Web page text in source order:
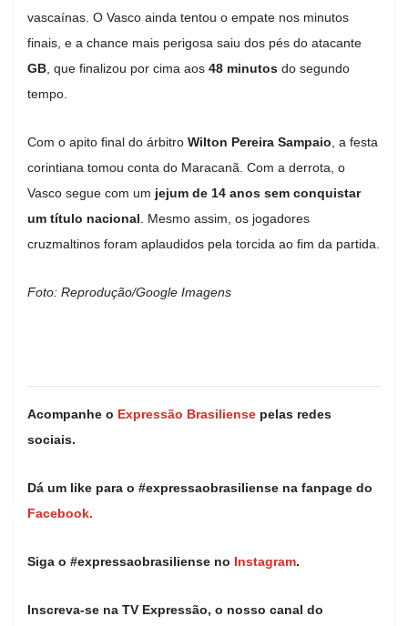
vascaínas. O Vasco ainda tentou o empate nos minutos
finais, e a chance mais perigosa saiu dos pés do atacante
GB , que finalizou por cima aos 48 minutos do segundo
tempo.
Com o apito final do árbitro Wilton Pereira Sampaio , a festa
corintiana tomou conta do Maracanã. Com a derrota, o
Vasco segue com um jejum de 14 anos sem conquistar
um título nacional . Mesmo assim, os jogadores
cruzmaltinos foram aplaudidos pela torcida ao fim da partida.
Foto: Reprodução/Google Imagens
Acompanhe o Expressão Brasiliense pelas redes
sociais.
Dá um like para o #expressaobrasiliense na fanpage do
Facebook.
Siga o #expressaobrasiliense no Instagram.
Inscreva-se na TV Expressão, o nosso canal do